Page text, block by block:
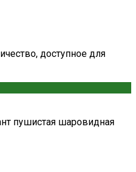
доступное для
пушистая шаровидная